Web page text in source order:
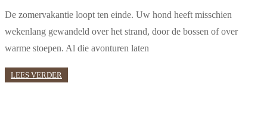
De zomervakantie loopt ten einde. Uw hond heeft misschien
wekenlang gewandeld over het strand, door de bossen of over
warme stoepen. Al die avonturen laten
LEES VERDER